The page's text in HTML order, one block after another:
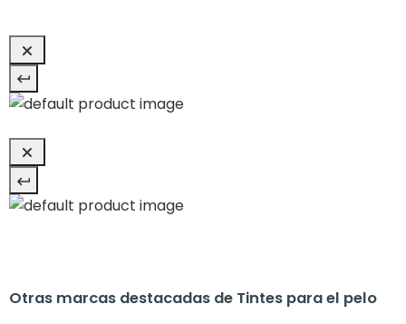
Otras marcas destacadas de Tintes para el pelo